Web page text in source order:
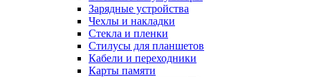
Зарядные устройства
Чехлы и накладки
Стекла и пленки
Стилусы для планшетов
Кабели и переходники
Карты памяти